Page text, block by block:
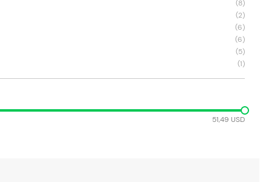
(8)
(2)
(6)
(6)
(5)
(1)
51,49 USD